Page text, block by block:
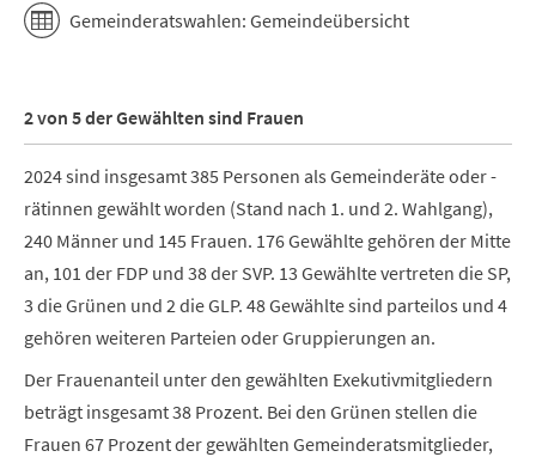
Gemeinderatswahlen: Gemeindeübersicht
2 von 5 der Gewählten sind Frauen
2024 sind insgesamt 385 Personen als Gemeinderäte oder -
rätinnen gewählt worden (Stand nach 1. und 2. Wahlgang),
240 Männer und 145 Frauen. 176 Gewählte gehören der Mitte
an, 101 der FDP und 38 der SVP. 13 Gewählte vertreten die SP,
3 die Grünen und 2 die GLP. 48 Gewählte sind parteilos und 4
gehören weiteren Parteien oder Gruppierungen an.
Der Frauenanteil unter den gewählten Exekutivmitgliedern
beträgt insgesamt 38 Prozent. Bei den Grünen stellen die
Frauen 67 Prozent der gewählten Gemeinderatsmitglieder,